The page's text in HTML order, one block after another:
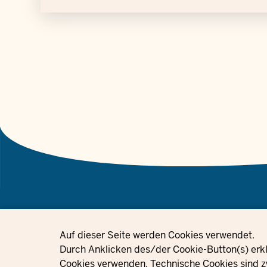
Privacy settingsAuf dieser Seite werden Cookies verwendet.
Durch Anklicken des/der Cookie-Button(s)
Cookies verwenden. Technische Cookies sind
© 2021 - 2026 Ministerium für Kinder, Jugend, Familie, Gleichstellung,
Integration des Landes Nordrhein-Westfalen